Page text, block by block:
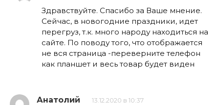
Здравствуйте. Спасибо за Ваше мнение.
Сейчас, в новогодние праздники, идет
перегруз, т.к. много народу находиться на
сайте. По поводу того, что отображается
не вся страница -переверните телефон
как планшет и весь товар будет виден
Анатолий 13.12.2020 в 10:37